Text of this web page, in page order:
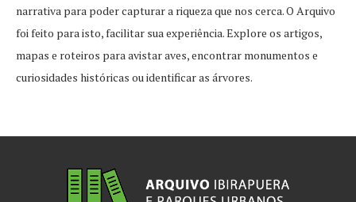
narrativa para poder capturar a riqueza que nos cerca. O Arquivo
foi feito para isto, facilitar sua experiência. Explore os artigos,
mapas e roteiros para avistar aves, encontrar monumentos e
curiosidades históricas ou identificar as árvores.